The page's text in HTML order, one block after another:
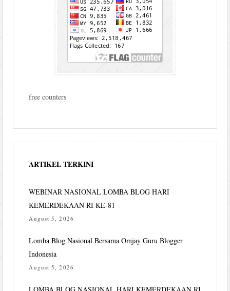
free counters
ARTIKEL TERKINI
WEBINAR NASIONAL LOMBA BLOG HARI
KEMERDEKAAN RI KE-81
August 5, 2026
Lomba Blog Nasional Bersama Omjay Guru Blogger
Indonesia
August 5, 2026
LOMBA BLOG NASIONAL HARI KEMERDEKAAN RI